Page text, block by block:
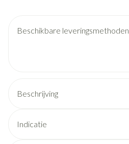
Beschikbare leveringsmethoden
Beschrijving
Indicatie